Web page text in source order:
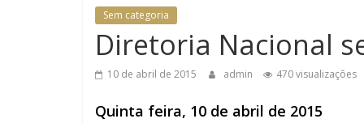
REFORÇAM A
CONSOLIDAÇÃO
JUDICIAL NO
Sem categoria
Diretoria Nacional
10 de abril de 2015 admin 470 visualizações
Quinta feira, 10 de abril de 2015